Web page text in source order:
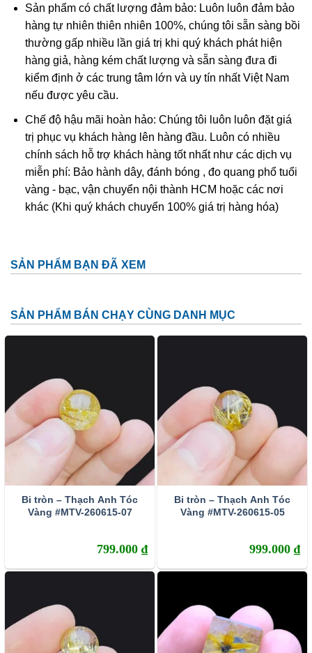
Người ta tin rằng tất cả năng lượng âm đều không thể
vào nhà nếu có sự hiện hữu của Quan Thánh Đế Quân.
Hai người anh em của ông (Lưu Bị và Trương Phi)
cũng được xem là những hình ảnh may mắn.
Ngoài ý nghĩa là biểu tượng phong thủy, thì đeo trang
sức có hình Quan Thánh Đế Quân có ý nghĩa góp phần
làm tăng thêm sự uy nghiêm, sang trọng cũng như tài
lộc, thịnh vượng cho chủ nhân.
Nên đeo trang sức có tượng quan công được chế tạo
từ đá tự nhiên. Như thế biểu tượng Quan Thánh Đế
Quân sẽ có ý nghĩa phong thủy hơn là được chế tạo từ
Ý Nghĩa & Công Dụng Thạch Anh Tóc Vàng
trong dòng họ đá thạch anh tóc. Được nhiều người
yêu thích bởi màu vàng kèm theo hiệu ứng quang
trong chữa bệnh và phong thủy. Với ý nghĩa của tóc
vàng là biểu tượng của sự phát triển, sinh sản, sự
thịnh vượng, thăng tiến, giúp chủ nhân thăng hoa
trong đường tình duyên, hạnh phúc lứa đôi được
yên ấm, bền vững.
Bạn hãy cùng chúng tôi tìm về 3
sự thật đằng sau ý nghĩa của thạch anh tóc vàng!
cũng cách chọn vòng tay thạch anh tóc vàng chất
lượng chuẩn 100% tự nhiên.
Sản phẩm có chất lượng đảm bảo: Luôn luôn đảm bảo
hàng tự nhiên thiên nhiên 100%, chúng tôi sẵn sàng bồi
thường gấp nhiều lần giá trị khi quý khách phát hiện
hàng giả, hàng kém chất lượng và sẵn sàng đưa đi
kiểm định ở các trung tâm lớn và uy tín nhất Việt Nam
nếu được yêu cầu.
Chế độ hậu mãi hoàn hảo: Chúng tôi luôn luôn đặt giá
trị phục vụ khách hàng lên hàng đầu. Luôn có nhiều
chính sách hỗ trợ khách hàng tốt nhất như các dịch vụ
miễn phí: Bảo hành dây, đánh bóng , đo quang phổ tuổi
vàng - bạc, vận chuyển nội thành HCM hoặc các nơi
khác (Khi quý khách chuyển 100% giá trị hàng hóa)
SẢN PHẨM BẠN ĐÃ XEM
SẢN PHẨM BÁN CHẠY CÙNG DANH MỤC
Bi tròn – Thạch Anh Tóc
Vàng #MTV-260615-07
799.000 ₫
Bi tròn – Thạch Anh Tóc
Vàng #MTV-260615-05
999.000 ₫